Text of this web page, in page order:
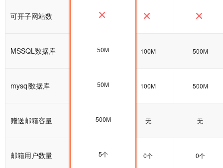
可开子网站数
MSSQL数据库 0M 100M 500M
mysql数据库 0M 100M 500M
赠送邮箱容量 无 无 无
邮箱用户数量 0个 0个 0个
50M
50M
500M
5个